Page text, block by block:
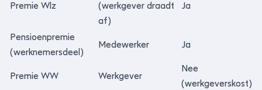
Premie Wlz
(werkgever draadt
af)
Ja
Pensioenpremie
(werknemersdeel)
Medewerker Ja
Premie WW Werkgever
Nee
(werkgeverskost)